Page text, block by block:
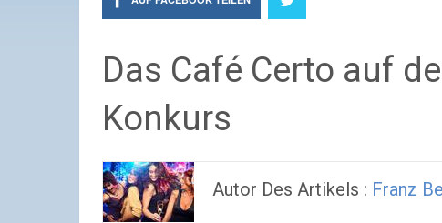
Das Café Certo auf
Konkurs
Autor Des Artikels : Franz